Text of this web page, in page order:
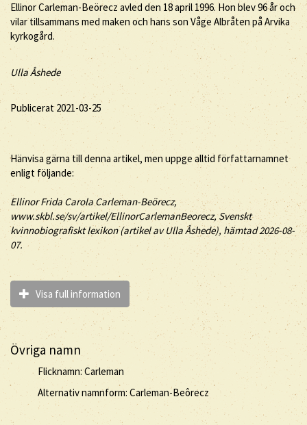
Ellinor Carleman-Beörecz avled den 18 april 1996. Hon blev 96 år och
vilar tillsammans med maken och hans son Våge Albråten på Arvika
kyrkogård.
Ulla Åshede
Publicerat 2021-03-25
Hänvisa gärna till denna artikel, men uppge alltid författarnamnet
enligt följande:
EllinorFrida CarolaCarleman-Beörecz,
www.skbl.se/sv/artikel/EllinorCarlemanBeorecz, Svenskt
kvinnobiografiskt lexikon (artikel avUlla Åshede), hämtad 2026-08-
07.
Visa full information
Övriga namn
Flicknamn: Carleman
Alternativ namnform: Carleman-Beôrecz